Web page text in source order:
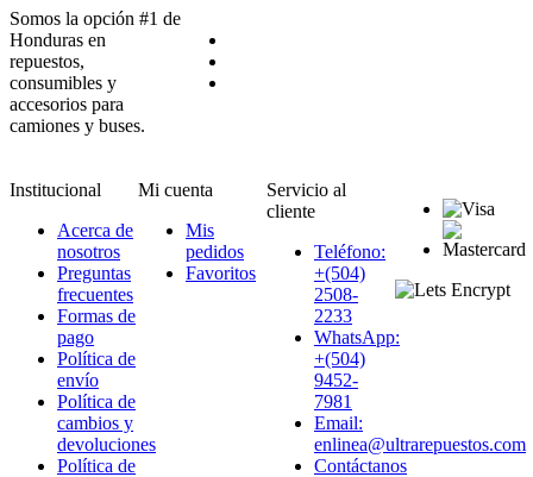
Somos la opción #1 de
Honduras en
repuestos,
consumibles y
accesorios para
camiones y buses.
Institucional
Acerca de
nosotros
Preguntas
frecuentes
Formas de
pago
Política de
envío
Política de
cambios y
devoluciones
Política de
Mi cuenta
Mis
pedidos
Favoritos
Servicio al
cliente
Teléfono:
+(504)
2508-
2233
WhatsApp:
+(504)
9452-
7981
Email:
enlinea@ultrarepuestos.com
Contáctanos